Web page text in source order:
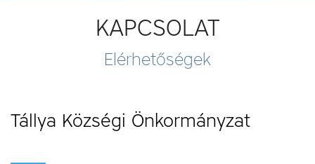
KAPCSOLAT
Elérhetőségek
Tállya Községi Önkormányzat